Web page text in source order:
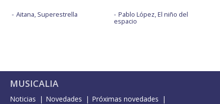
Aitana, Superestrella Pablo López, El niño del
espacio
MUSICALIA
Noticias Novedades
Próximas novedades